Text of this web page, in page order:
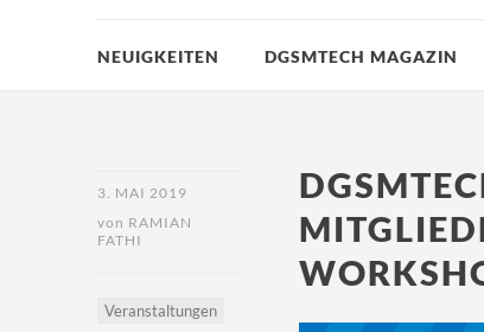
NEUIGKEITEN DGSMTECH MAGAZIN
3. MAI 2019
von RAMIAN
FATHI
Veranstaltungen